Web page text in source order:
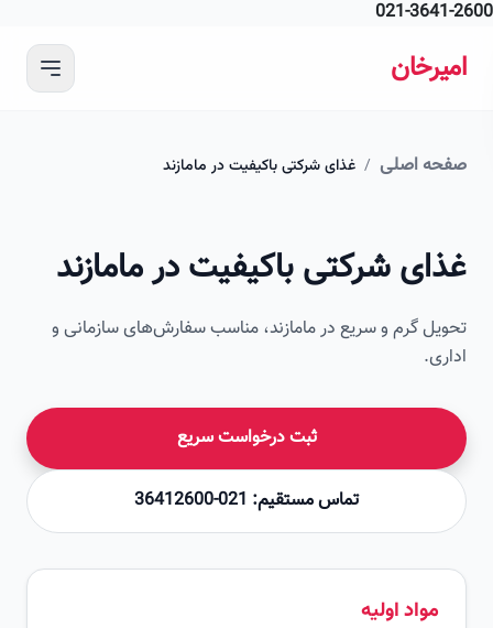
021-
اصلی / غذای شرکتی باکیفیت در مامازند
شرکتی باکیفیت در مامازند
گرم و سریع در مامازند، مناسب سفارش‌های سازمانی و
ثبت درخواست سریع
تماس مستقیم: 021-36412600
مواد اولیه